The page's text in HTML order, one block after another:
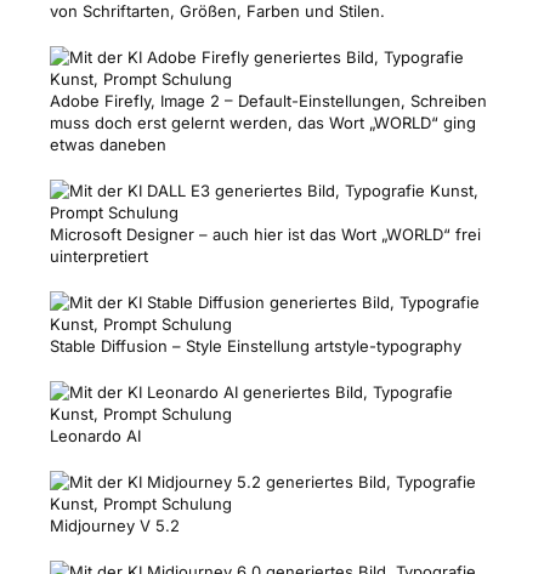
von Schriftarten, Größen, Farben und Stilen.
Adobe Firefly, Image 2 – Default-Einstellungen, Schreiben
muss doch erst gelernt werden, das Wort „WORLD“ ging
etwas daneben
Microsoft Designer – auch hier ist das Wort „WORLD“ frei
uinterpretiert
Stable Diffusion – Style Einstellung artstyle-typography
Leonardo AI
Midjourney V 5.2